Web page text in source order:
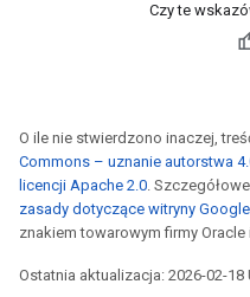
Czy te
O ile nie stwierdzono inaczej,
Commons – uznanie autorstwa
licencji Apache 2.0.
zasady dotyczące witryny
znakiem towarowym firmy
Ostatnia aktualizacja: 2026-02-18